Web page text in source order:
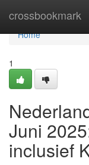
crossbookmark
Home
Home
1
Juni
inclusief